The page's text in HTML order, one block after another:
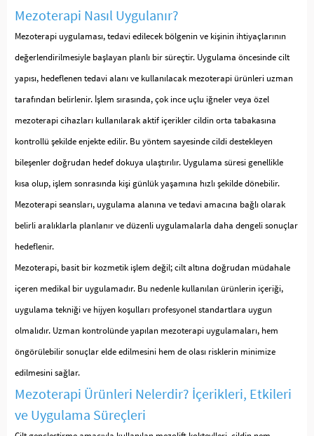
Mezoterapi Nasıl Uygulanır?
Mezoterapi uygulaması, tedavi edilecek bölgenin ve kişinin ihtiyaçlarının
değerlendirilmesiyle başlayan planlı bir süreçtir. Uygulama öncesinde cilt
yapısı, hedeflenen tedavi alanı ve kullanılacak mezoterapi ürünleri uzman
tarafından belirlenir. İşlem sırasında, çok ince uçlu iğneler veya özel
mezoterapi cihazları kullanılarak aktif içerikler cildin orta tabakasına
kontrollü şekilde enjekte edilir. Bu yöntem sayesinde cildi destekleyen
bileşenler doğrudan hedef dokuya ulaştırılır. Uygulama süresi genellikle
kısa olup, işlem sonrasında kişi günlük yaşamına hızlı şekilde dönebilir.
Mezoterapi seansları, uygulama alanına ve tedavi amacına bağlı olarak
belirli aralıklarla planlanır ve düzenli uygulamalarla daha dengeli sonuçlar
hedeflenir.
Mezoterapi, basit bir kozmetik işlem değil; cilt altına doğrudan müdahale
içeren medikal bir uygulamadır. Bu nedenle kullanılan ürünlerin içeriği,
uygulama tekniği ve hijyen koşulları profesyonel standartlara uygun
olmalıdır. Uzman kontrolünde yapılan mezoterapi uygulamaları, hem
öngörülebilir sonuçlar elde edilmesini hem de olası risklerin minimize
edilmesini sağlar.
Mezoterapi Ürünleri Nelerdir? İçerikleri, Etkileri
ve Uygulama Süreçleri